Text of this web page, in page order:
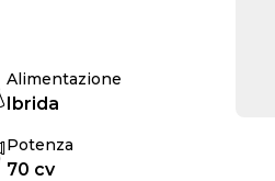
Alimentazione
Ibrida
Potenza
70 cv